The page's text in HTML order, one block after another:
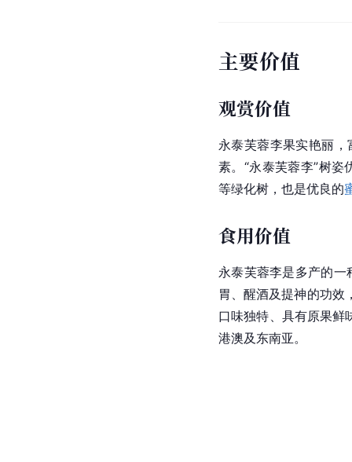
主要价值
观赏价值
永泰芙蓉李果实艳丽，
素。“永泰芙蓉李”树姿
等绿化树，也是优良的
食用价值
永泰芙蓉李是多产的
胃、醒酒及提神的功效
口味独特、具有原果鲜
港澳及东南亚。